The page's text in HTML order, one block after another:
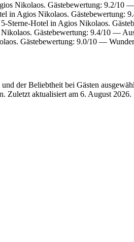
Nikolaos. Gästebewertung: 9.2/10
in Agios Nikolaos. Gästebewertung:
Sterne-Hotel in Agios Nikolaos.
Gästebewertung: 9.4/10 —
Gästebewertung: 9.0/10 —
der Beliebtheit bei Gästen
Zuletzt aktualisiert am 6. August 2026.